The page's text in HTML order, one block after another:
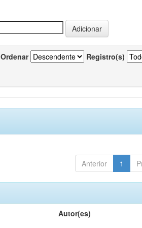
Ordenar Registro(s)
Anterior 1
Autor(es)